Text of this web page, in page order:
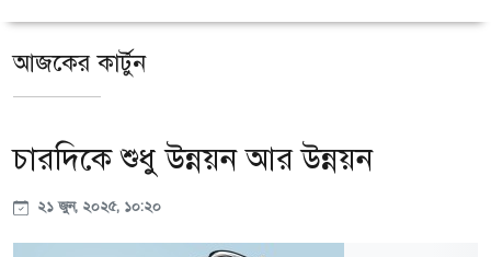
আজকের কার্টুন
চারদিকে শুধু উন্নয়ন আর উন্নয়ন
২১ জুন, ২০২৫, ১০:২০